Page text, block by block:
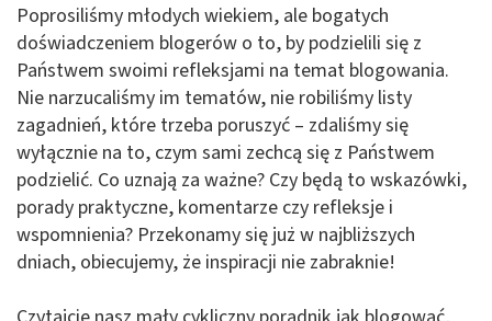
Poprosiliśmy młodych wiekiem, ale bogatych
doświadczeniem blogerów o to, by podzielili się z
Państwem swoimi refleksjami na temat blogowania.
Nie narzucaliśmy im tematów, nie robiliśmy listy
zagadnień, które trzeba poruszyć – zdaliśmy się
wyłącznie na to, czym sami zechcą się z Państwem
podzielić. Co uznają za ważne? Czy będą to wskazówki,
porady praktyczne, komentarze czy refleksje i
wspomnienia? Przekonamy się już w najbliższych
dniach, obiecujemy, że inspiracji nie zabraknie!